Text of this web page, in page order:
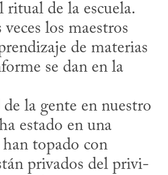
ritual de la escuela.
los maestros
de materias
se dan en la
estado en una
han topado con
privados del privi­